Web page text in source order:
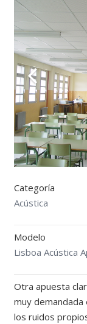
Categoría
Acústica
Modelo
Lisboa Acústica
Otra apuesta
muy
los ruidos